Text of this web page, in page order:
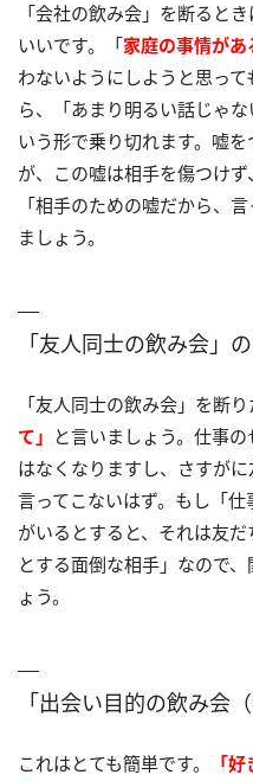
「会社の飲み会」を断ると
いいです。「家庭の事情があ
わないようにしようと思っ
ら、「あまり明るい話じゃ
いう形で乗り切れます。嘘
が、この嘘は相手を傷つけず
「相手のための嘘だから、
ましょう。
「友人同士の飲み会」
「友人同士の飲み会」を断り
て」 と言いましょう。仕事
はなくなりますし、さすが
言ってこないはず。もし「
がいるとすると、それは友
とする面倒な相手」なので
ょう。
「出会い目的の飲み会
これはとても簡単です。
「